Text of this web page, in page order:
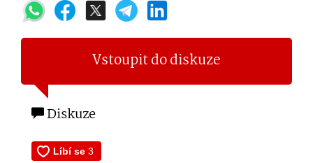
Vstoupit do diskuze
Diskuze